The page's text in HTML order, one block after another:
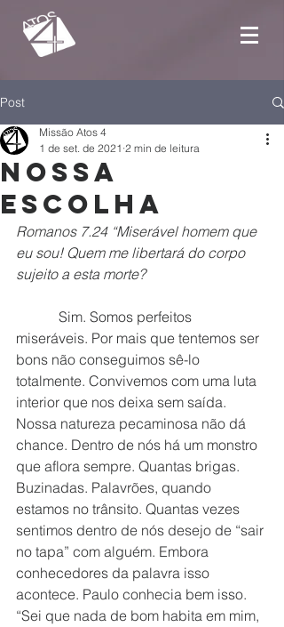
Post
Nossa
escolha
Missão Atos 4
1 de set. de 2021 2 min de leitura
Romanos 7.24 “Miserável homem que
eu sou! Quem me libertará do corpo
sujeito a esta morte?
miseráveis. Por mais que tentemos ser
bons não conseguimos sê-lo
totalmente. Convivemos com uma luta
interior que nos deixa sem saída.
Nossa natureza pecaminosa não dá
chance. Dentro de nós há um monstro
que aflora sempre. Quantas brigas.
Buzinadas. Palavrões, quando
estamos no trânsito. Quantas vezes
sentimos dentro de nós desejo de “sair
no tapa” com alguém. Embora
conhecedores da palavra isso
acontece. Paulo conhecia bem isso.
“Sei que nada de bom habita em mim,